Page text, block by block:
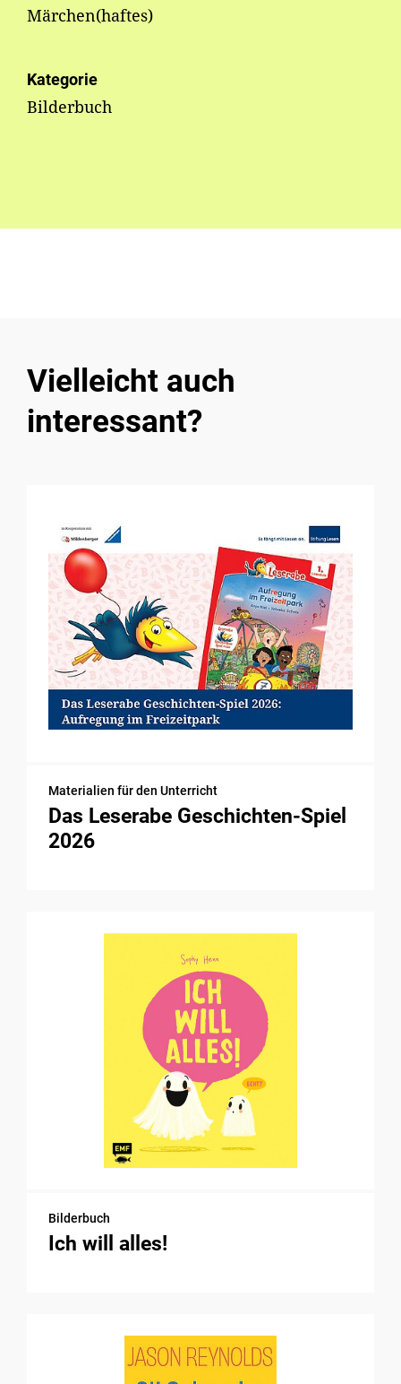
Märchen(haftes)
Kategorie
Bilderbuch
Vielleicht auch
interessant?
Materialien für den Unterricht
Das Leserabe Geschichten-Spiel
2026
Bilderbuch
Ich will alles!